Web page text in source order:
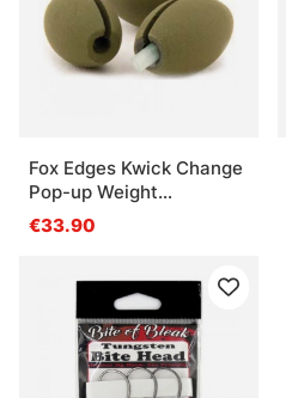
Fox Edges Kwick Change
Pop-up Weight
Dispenser
€33.90